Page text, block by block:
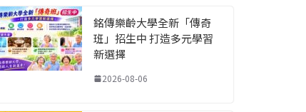
銘傳樂齡大學全新「傳奇
班」招生中 打造多元學習
新選擇
2026-08-06